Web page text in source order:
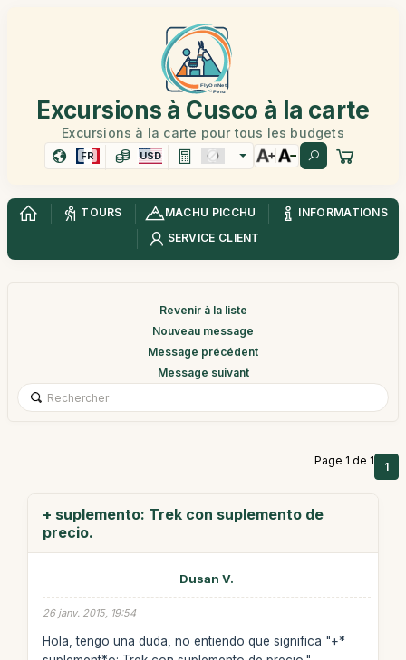
Excursions à Cusco à la carte
Excursions à la carte pour tous les budgets
FR USD
TOURS MACHU PICCHU
INFORMATIONS
SERVICE CLIENT
Revenir à la liste
Nouveau message
Message précédent
Message suivant
Page 1 de 1 1
+ suplemento: Trek con suplemento de
precio.
Dusan V.
26 janv. 2015, 19:54
Hola, tengo una duda, no entiendo que significa "+*